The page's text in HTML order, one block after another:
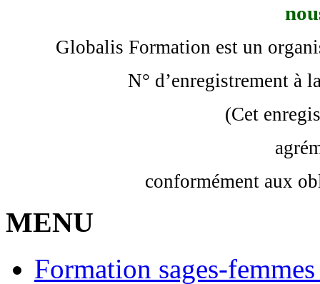
Globalis Formation est un
N° d’enregistrement à
(Cet
conformément aux
MENU
Formation sages-